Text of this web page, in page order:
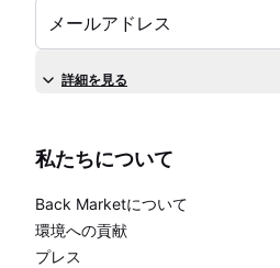
メールアドレス
詳細を見る
私たちについて
Back Marketについて
環境への貢献
プレス